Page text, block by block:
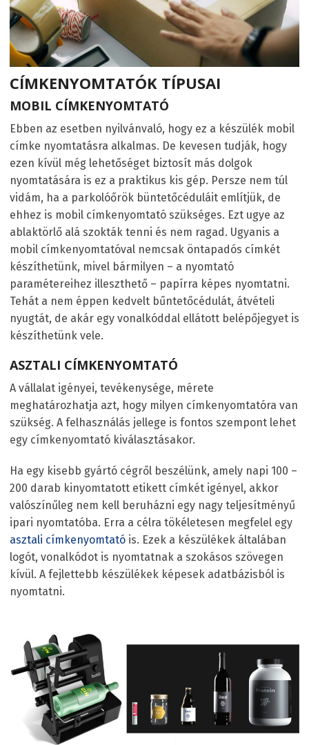
CÍMKENYOMTATÓK TÍPUSAI
MOBIL CÍMKENYOMTATÓ
Ebben az esetben nyilvánvaló, hogy ez a készülék mobil
címke nyomtatásra alkalmas. De kevesen tudják, hogy
ezen kívül még lehetőséget biztosít más dolgok
nyomtatására is ez a praktikus kis gép. Persze nem túl
vidám, ha a parkolóőrök büntetőcéduláit említjük, de
ehhez is mobil címkenyomtató szükséges. Ezt ugye az
ablaktörlő alá szokták tenni és nem ragad. Ugyanis a
mobil címkenyomtatóval nemcsak öntapadós címkét
készíthetünk, mivel bármilyen – a nyomtató
paramétereihez illeszthető – papírra képes nyomtatni.
Tehát a nem éppen kedvelt bűntetőcédulát, átvételi
nyugtát, de akár egy vonalkóddal ellátott belépőjegyet is
készíthetünk vele.
ASZTALI CÍMKENYOMTATÓ
A vállalat igényei, tevékenysége, mérete
meghatározhatja azt, hogy milyen címkenyomtatóra van
szükség. A felhasználás jellege is fontos szempont lehet
egy címkenyomtató kiválasztásakor.
Ha egy kisebb gyártó cégről beszélünk, amely napi 100 –
200 darab kinyomtatott etikett címkét igényel, akkor
valószínűleg nem kell beruházni egy nagy teljesítményű
ipari nyomtatóba. Erra a célra tökéletesen megfelel egy
asztali címkenyomtató is. Ezek a készülékek általában
logót, vonalkódot is nyomtatnak a szokásos szövegen
kívül. A fejlettebb készülékek képesek adatbázisból is
nyomtatni.